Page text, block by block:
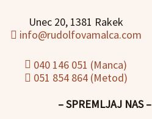
Unec 20, 1381 Rakek
info@rudolfovamalca.com
040 146 051 (Manca)
051 854 864 (Metod)
– SPREMLJAJ NAS –